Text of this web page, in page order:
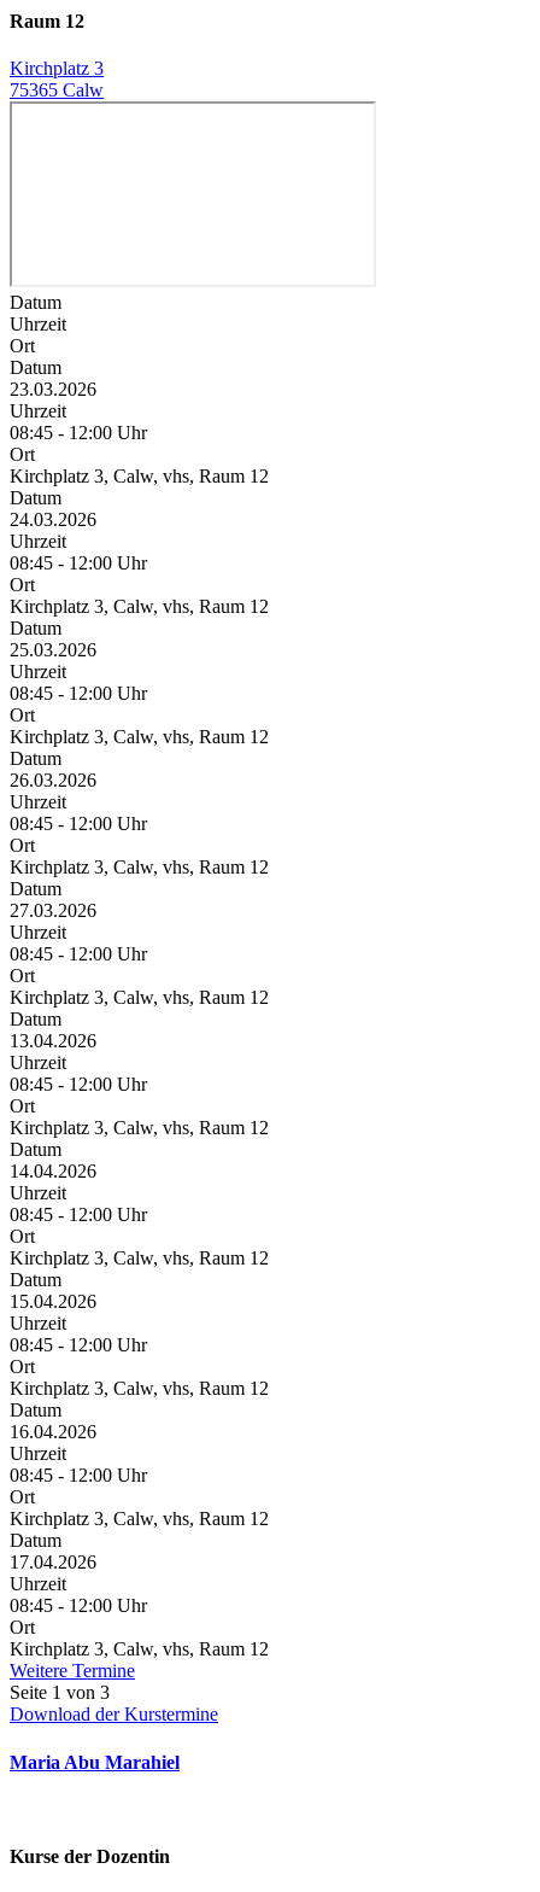
Raum 12
Kirchplatz 3
75365 Calw
Datum
Uhrzeit
Ort
Datum
23.03.2026
Uhrzeit
08:45 - 12:00 Uhr
Ort
Kirchplatz 3, Calw, vhs, Raum 12
Datum
24.03.2026
Uhrzeit
08:45 - 12:00 Uhr
Ort
Kirchplatz 3, Calw, vhs, Raum 12
Datum
25.03.2026
Uhrzeit
08:45 - 12:00 Uhr
Ort
Kirchplatz 3, Calw, vhs, Raum 12
Datum
26.03.2026
Uhrzeit
08:45 - 12:00 Uhr
Ort
Kirchplatz 3, Calw, vhs, Raum 12
Datum
27.03.2026
Uhrzeit
08:45 - 12:00 Uhr
Ort
Kirchplatz 3, Calw, vhs, Raum 12
Datum
13.04.2026
Uhrzeit
08:45 - 12:00 Uhr
Ort
Kirchplatz 3, Calw, vhs, Raum 12
Datum
14.04.2026
Uhrzeit
08:45 - 12:00 Uhr
Ort
Kirchplatz 3, Calw, vhs, Raum 12
Datum
15.04.2026
Uhrzeit
08:45 - 12:00 Uhr
Ort
Kirchplatz 3, Calw, vhs, Raum 12
Datum
16.04.2026
Uhrzeit
08:45 - 12:00 Uhr
Ort
Kirchplatz 3, Calw, vhs, Raum 12
Datum
17.04.2026
Uhrzeit
08:45 - 12:00 Uhr
Ort
Kirchplatz 3, Calw, vhs, Raum 12
Weitere Termine
Seite 1 von 3
Download der Kurstermine
Maria Abu Marahiel
Kurse der Dozentin